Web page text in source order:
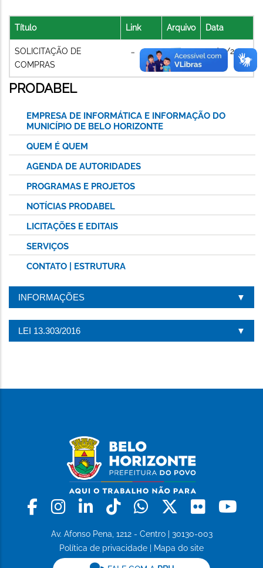
Título Link Arquivo Data
SOLICITAÇÃO DE
COMPRAS
07/11/2024
PRODABEL
EMPRESA DE INFORMÁTICA E INFORMAÇÃO DO
MUNICÍPIO DE BELO HORIZONTE
QUEM É QUEM
AGENDA DE AUTORIDADES
PROGRAMAS E PROJETOS
NOTÍCIAS PRODABEL
LICITAÇÕES E EDITAIS
SERVIÇOS
CONTATO | ESTRUTURA
INFORMAÇÕES
LEI 13.303/2016
Facebook
Instagram
LinkedinTiktokWhatsapp
X Flickr
Av. Afonso Pena, 1212 - Centro | 30130-003
Política de privacidade
Mapa do site